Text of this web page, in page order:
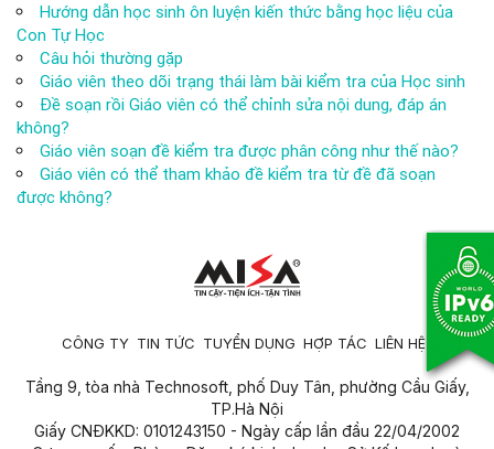
Hướng dẫn học sinh ôn luyện kiến thức bằng học liệu của
Con Tự Học
Câu hỏi thường gặp
Giáo viên theo dõi trạng thái làm bài kiểm tra của Học sinh
Đề soạn rồi Giáo viên có thể chỉnh sửa nội dung, đáp án
không?
Giáo viên soạn đề kiểm tra được phân công như thế nào?
Giáo viên có thể tham khảo đề kiểm tra từ đề đã soạn
được không?
CÔNG TY TIN TỨC TUYỂN DỤNG HỢP TÁC LIÊN HỆ
Tầng 9, tòa nhà Technosoft, phố Duy Tân, phường Cầu Giấy,
TP.Hà Nội
Giấy CNĐKKD: 0101243150 - Ngày cấp lần đầu 22/04/2002